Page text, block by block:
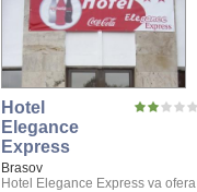
Hotel
Elegance
Express
Brasov
Hotel Elegance Express va ofera